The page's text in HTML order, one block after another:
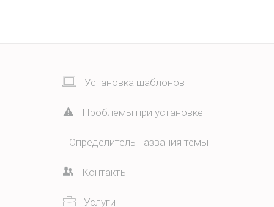
Установка шаблонов
Проблемы при установке
Определитель названия темы
Контакты
Услуги